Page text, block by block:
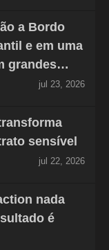
a Bordo
e em uma
grandes…
jul 23, 2026
sensível
jul 22, 2026
nada
é